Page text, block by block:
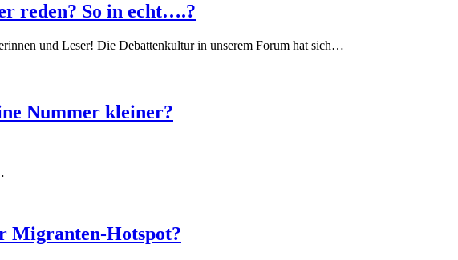
reden? So in echt….?
und Leser! Die Debattenkultur in unserem Forum hat sich…
Nummer kleiner?
Migranten-Hotspot?